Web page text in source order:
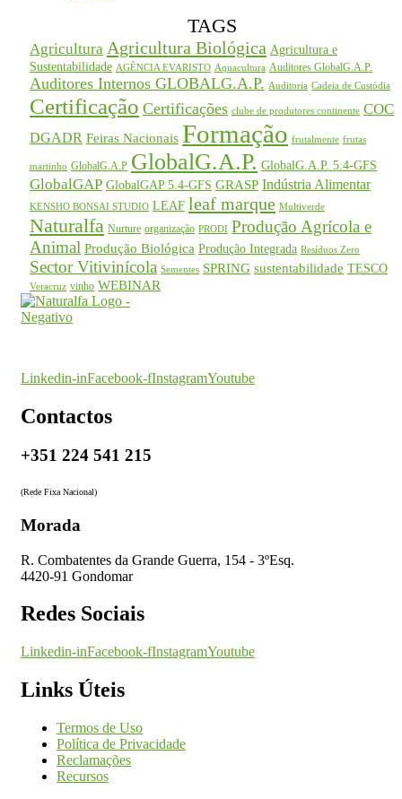
TAGS
Agricultura Agricultura Biológica Agricultura e
Sustentabilidade AGÊNCIA EVARISTO Aquacultura Auditores GlobalG.A.P.
Auditores Internos GLOBALG.A.P. Auditoria Cadeia de Custódia
Certificação Certificações clube de produtores continente COC
DGADR Feiras Nacionais Formação frutalmente frutas
martinho GlobalG.A.P GlobalG.A.P. GlobalG.A.P. 5.4-GFS
GlobalGAP GlobalGAP 5.4-GFS GRASP Indústria Alimentar
KENSHO BONSAI STUDIO LEAF leaf marque Multiverde
Naturalfa Nurture organização PRODI Produção Agrícola e
Animal Produção Biológica Produção Integrada Resíduos Zero
Sector Vitivinícola Sementes SPRING sustentabilidade TESCO
Veracruz vinho WEBINAR
Linkedin-inFacebook-fInstagramYoutube
Contactos
+351 224 541 215
(Rede Fixa Nacional)
Morada
R. Combatentes da Grande Guerra, 154 - 3ºEsq.
4420-91 Gondomar
Redes Sociais
Linkedin-inFacebook-fInstagramYoutube
Links Úteis
Termos de Uso
Política de Privacidade
Reclamações
Recursos